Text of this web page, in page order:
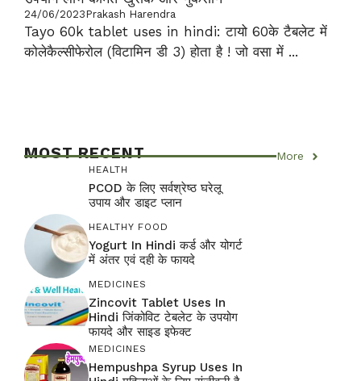
24/06/2023Prakash Harendra
Tayo 60k tablet uses in hindi: टायो 60के टैबलेट में
कोलेकैल्सीफेरोल (विटामिन डी 3) होता है ! जो वसा में ...
MOST RECENT More
HEALTH
PCOD के लिए सर्वश्रेष्ठ घरेलू
उपाय और डाइट प्लान
HEALTHY FOOD
Yogurt In Hindi कर्ड और योगर्ट
में अंतर एवं दही के फायदे
MEDICINES
Zincovit Tablet Uses In
Hindi जिंकोविट टेबलेट के उपयोग
फायदे और साइड इफेक्ट
MEDICINES
Hempushpa Syrup Uses In